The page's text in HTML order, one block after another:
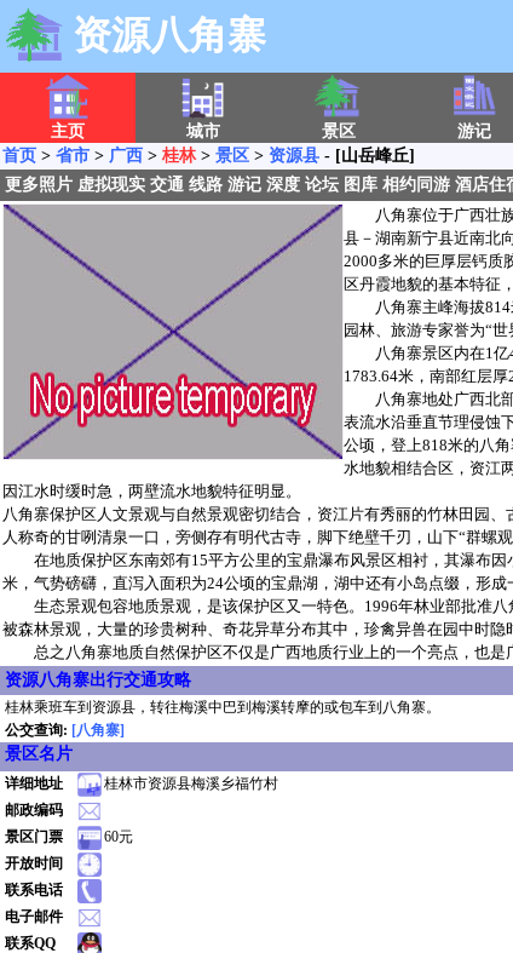
资源八角寨
主页 城市 景区 游记
首页 > 省市 > 广西 > 桂林> 景区 > 资源县 - [山岳峰丘]
更多照片 虚拟现实 交通 线路 游记 深度 论坛 图库 相约同游 酒店住
八角寨位于广西壮族
县－湖南新宁县近南北
2000多米的巨厚层钙质
区丹霞地貌的基本特征
八角寨主峰海拔814米
园林、旅游专家誉为“
八角寨景区内在1亿4
1783.64米，南部红层
八角寨地处广西北部
表流水沿垂直节理侵蚀
公顷，登上818米的八
水地貌相结合区，资江
因江水时缓时急，两壁流水地貌特征明显。
八角寨保护区人文景观与自然景观密切结合，资江片有秀丽的竹林田园
人称奇的甘咧清泉一口，旁侧存有明代古寺，脚下绝壁千刃，山下“群螺
在地质保护区东南郊有15平方公里的宝鼎瀑布风景区相衬，其瀑布因
米，气势磅礴，直泻入面积为24公顷的宝鼎湖，湖中还有小岛点缀，形
生态景观包容地质景观，是该保护区又一特色。1996年林业部批准八
被森林景观，大量的珍贵树种、奇花异草分布其中，珍禽异兽在园中时
总之八角寨地质自然保护区不仅是广西地质行业上的一个亮点，也是
资源八角寨出行交通攻略
桂林乘班车到资源县，转往梅溪中巴到梅溪转摩的或包车到八角寨。
公交查询: [八角寨]
景区名片
详细地址
桂林市资源县梅溪乡福竹村
邮政编码
景区门票
60元
开放时间
联系电话
电子邮件
联系QQ